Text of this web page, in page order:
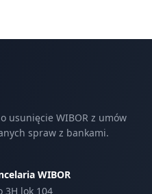
usunięcie WIBOR z umów
spraw z bankami.
WIBOR
3H lok 104